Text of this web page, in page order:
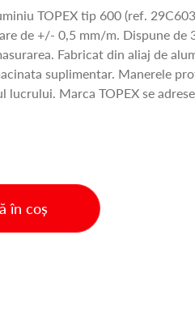
TOPEX tip 600 (ref.
de +/- 0,5 mm/m. Dispune de
Fabricat din aliaj de
suplimentar. Manerele
Marca TOPEX se
în coș